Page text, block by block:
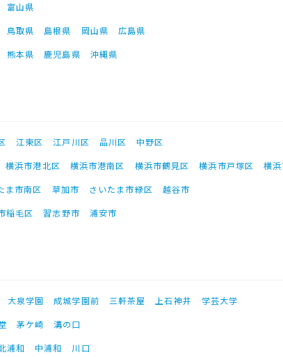
富山県
鳥取県 島根県 岡山県
広島県
熊本県 鹿児島県 沖縄県
江東区 江戸川区 品川区
中野区
横浜市港北区 横浜市港南区 横浜市鶴見区 横浜市戸塚区
横
ま市南区 草加市 さいたま市緑区
越谷市
稲毛区 習志野市 浦安市
大泉学園 成城学園前 三軒茶屋 上石神井
学芸大学
茅ケ崎
溝の口
浦和 中浦和
川口